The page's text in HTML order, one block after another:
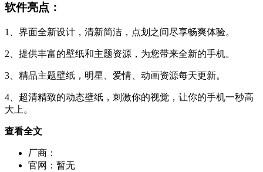
软件亮点：
1、界面全新设计，清新简洁，点划之间尽享畅爽体验。
2、提供丰富的壁纸和主题资源，为您带来全新的手机。
3、精品主题壁纸，明星、爱情、动画资源每天更新。
4、超清精致的动态壁纸，刺激你的视觉，让你的手机一秒高
大上。
查看全文
厂商：
官网： 暂无